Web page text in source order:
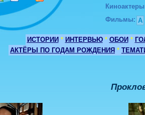
Киноактеры
Фильмы: А
ИСТОРИИ * ИНТЕРВЬЮ * ОБОИ *
АКТЁРЫ ПО ГОДАМ РОЖДЕНИЯ *